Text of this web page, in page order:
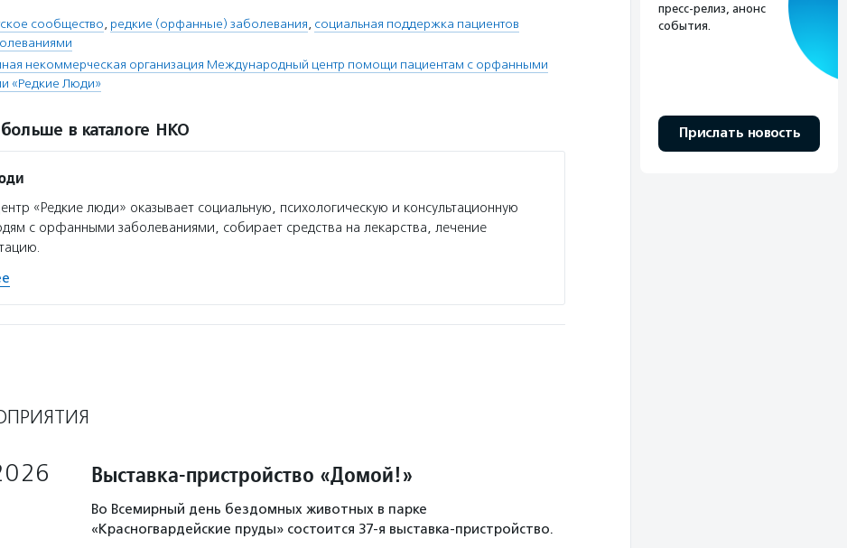
сообщество, редкие (орфанные) заболевания, социальная поддержка пациентов
некоммерческая организация Международный центр помощи пациентам с орфанными
«Редкие Люди»
в каталоге НКО
«Редкие люди» оказывает социальную, психологическую и консультационную
с орфанными заболеваниями, собирает средства на лекарства, лечение
Выставка-пристройство «Домой!»
Во Всемирный день бездомных животных в парке
«Красногвардейские пруды» состоится 37-я выставка-пристройство.
пресс-релиз, анонс
события.
Прислать новость